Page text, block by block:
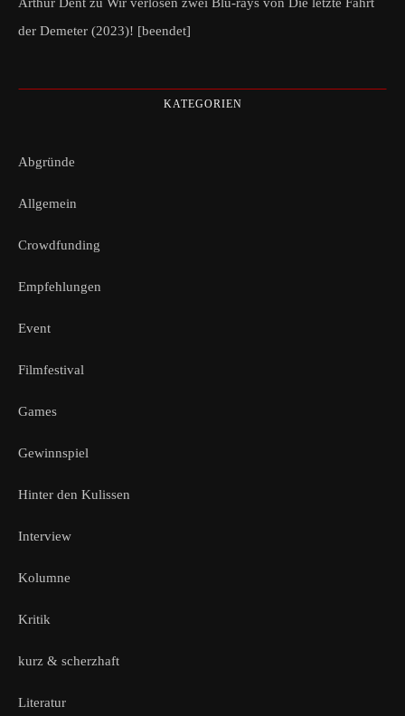
der Demeter (2023)! [beendet]
KATEGORIEN
Abgründe
Allgemein
Crowdfunding
Empfehlungen
Event
Filmfestival
Games
Gewinnspiel
Hinter den Kulissen
Interview
Kolumne
Kritik
kurz & scherzhaft
Literatur